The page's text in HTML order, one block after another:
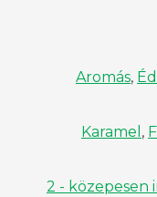
Aromás,
Karamel ,
2 - közepesen